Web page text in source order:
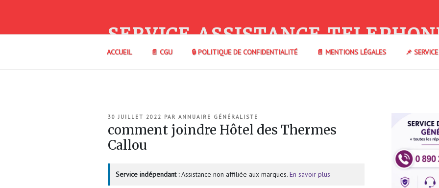
SERVICE ASSISTANCE
ACCUEIL 📄 CGU 🔒 POLITIQUE DE CONFIDENTIALITÉ 📄 MENTIONS LÉGALES 📌
PUBLIÉ
30 JUILLET 2022 PAR ANNUAIRE GÉNÉRALISTE
comment joindre Hôtel des Thermes
Callou
Service indépendant :Assistance non affiliée aux marques. En savoir plus